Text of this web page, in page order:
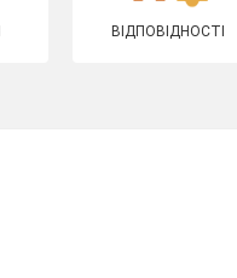
ВІДПОВІДНОСТІ